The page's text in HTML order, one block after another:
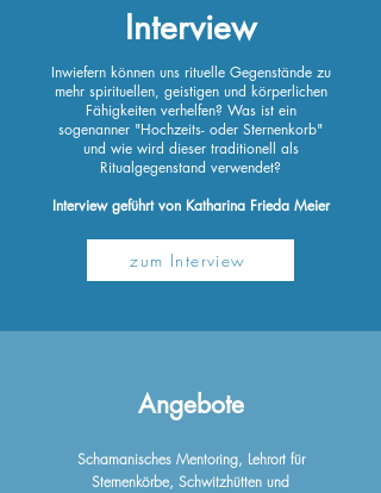
Interview
Inwiefern können uns rituelle Gegenstände zu
mehr spirituellen, geistigen und körperlichen
Fähigkeiten verhelfen? Was ist ein
sogenanner "Hochzeits- oder Sternenkorb"
und wie wird dieser traditionell als
Ritualgegenstand verwendet?
Interview geführt von Katharina Frieda Meier
zum Interview
Angebote
Schamanisches Mentoring, Lehrort für
Sternenkörbe, Schwitzhütten und